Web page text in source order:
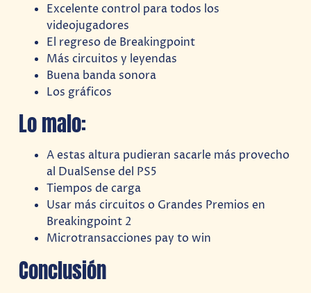
Excelente control para todos los
videojugadores
El regreso de Breakingpoint
Más circuitos y leyendas
Buena banda sonora
Los gráficos
Lo malo:
A estas altura pudieran sacarle más provecho
al DualSense del PS5
Tiempos de carga
Usar más circuitos o Grandes Premios en
Breakingpoint 2
Microtransacciones pay to win
Conclusión